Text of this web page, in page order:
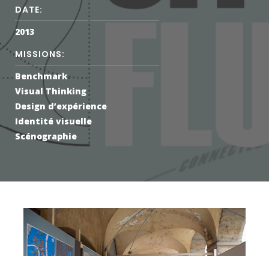
DATE:
2013
MISSIONS:
Benchmark
Visual Thinking
Design d’expérience
Identité visuelle
Scénographie